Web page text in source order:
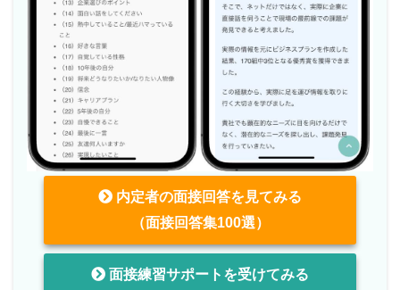
内定者の面接回答を見てみる
（面接回答集100選）
面接練習サポートを受けてみる